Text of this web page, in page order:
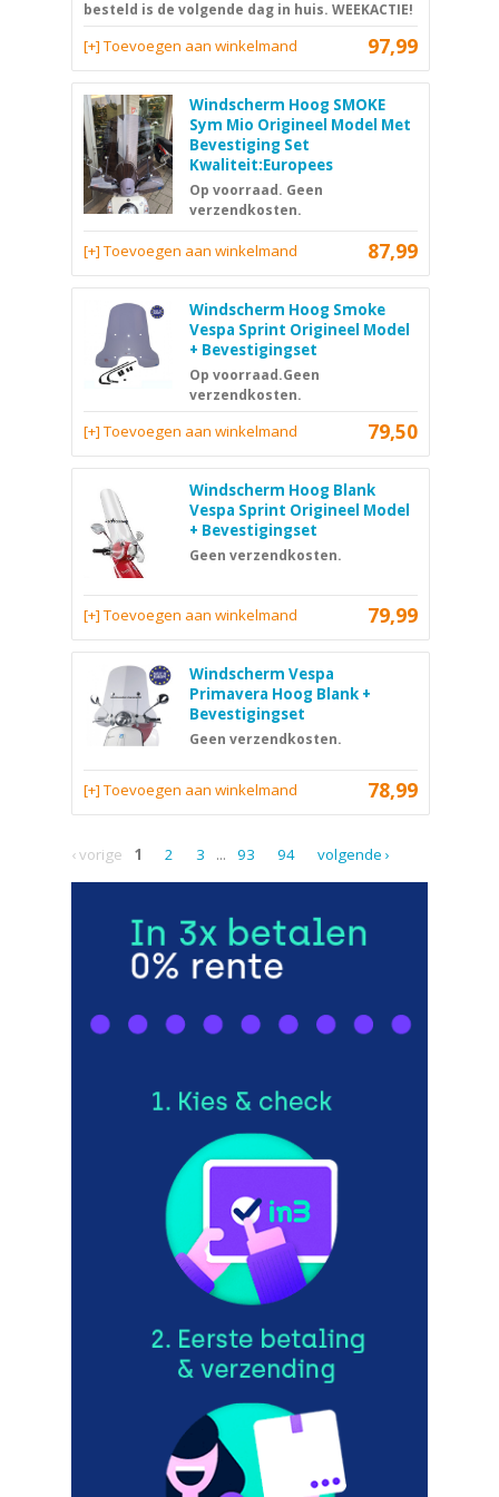
besteld is de volgende dag in huis. WEEKACTIE!
97,99
[+] Toevoegen aan winkelmand
Windscherm Hoog SMOKE
Sym Mio Origineel Model Met
Bevestiging Set
Kwaliteit:Europees
Op voorraad. Geen
verzendkosten.
87,99
[+] Toevoegen aan winkelmand
Windscherm Hoog Smoke
Vespa Sprint Origineel Model
+ Bevestigingset
Op voorraad.Geen
verzendkosten.
79,50
[+] Toevoegen aan winkelmand
Windscherm Hoog Blank
Vespa Sprint Origineel Model
+ Bevestigingset
Geen verzendkosten.
79,99
[+] Toevoegen aan winkelmand
Windscherm Vespa
Primavera Hoog Blank +
Bevestigingset
Geen verzendkosten.
78,99
[+] Toevoegen aan winkelmand
‹ vorige 1 2 3 ... 93 94 volgende ›